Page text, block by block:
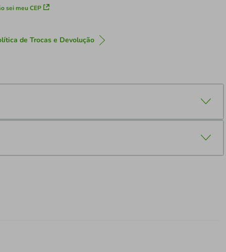
sei meu CEP
de Trocas e Devolução